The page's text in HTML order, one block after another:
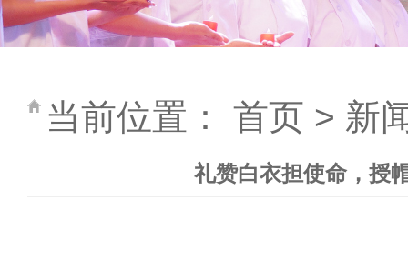
当前位置： 首页 > 新
礼赞白衣担使命，授